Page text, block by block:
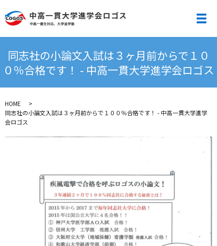
メ
同志社の小論文入試は３ヶ月前からで１０
０％合格です！ - 中高一貫大学進学会ロゴス
HOME
同志社の小論文入試は３ヶ月前からで１００％合格です！ - 中高一貫大学進学
会ロゴス